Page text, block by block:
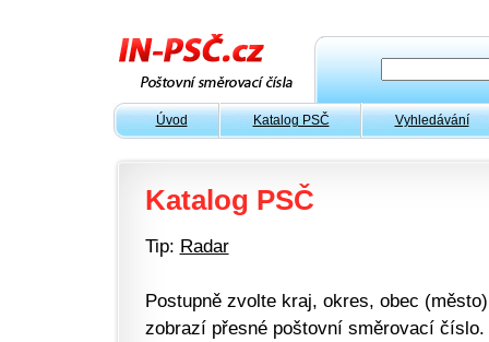
Úvod Katalog PSČ Vyhledávání
Katalog PSČ
Tip: Radar
Postupně zvolte kraj, okres, obec
zobrazí přesné poštovní směrovací